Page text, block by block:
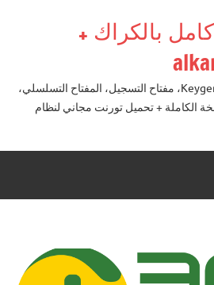
بالكراك +
البرامج والمفتاح المكسور، Keygen، مفتاح التسجيل، المفتاح التسلسلي،
الكاملة + تحميل تورنت مجاني لنظام